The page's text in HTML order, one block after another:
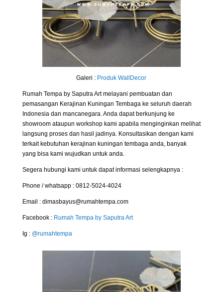
Galeri : ProdukWallDecor
Rumah Tempa by Saputra Art melayani pembuatan dan
pemasangan Kerajinan Kuningan Tembaga ke seluruh daerah
Indonesia dan mancanegara. Anda dapat berkunjung ke
showroom ataupun workshop kami apabila menginginkan melihat
langsung proses dan hasil jadinya. Konsultasikan dengan kami
terkait kebutuhan kerajinan kuningan tembaga anda, banyak
yang bisa kami wujudkan untuk anda.
Segera hubungi kami untuk dapat informasi selengkapnya :
Phone / whatsapp : 0812-5024-4024
Email : dimasbayus@rumahtempa.com
Facebook : Rumah Tempa by Saputra Art
Ig : @rumahtempa